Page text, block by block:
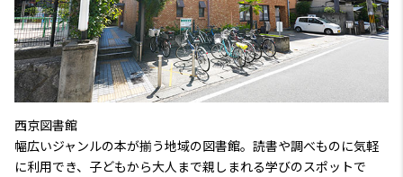
西京図書館
幅広いジャンルの本が揃う地域の図書館。読書や調べものに気軽
に利用でき、子どもから大人まで親しまれる学びのスポットで